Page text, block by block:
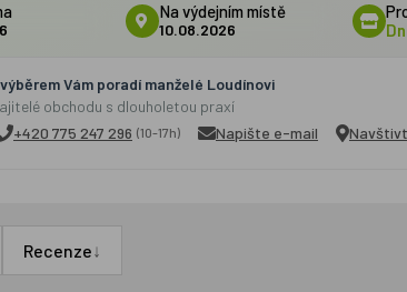
Na výdejním místě
10.08.2026
Vám poradí manželé Loudínovi
obchodu s dlouholetou praxí
+420 775 247 296 (10-17h) Napište e-mail
Recenze↓